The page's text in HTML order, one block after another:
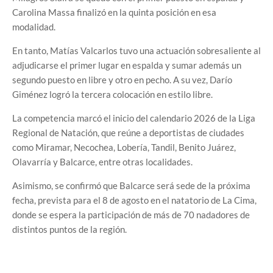
Carolina Massa finalizó en la quinta posición en esa
modalidad.
En tanto, Matías Valcarlos tuvo una actuación sobresaliente al
adjudicarse el primer lugar en espalda y sumar además un
segundo puesto en libre y otro en pecho. A su vez, Darío
Giménez logró la tercera colocación en estilo libre.
La competencia marcó el inicio del calendario 2026 de la Liga
Regional de Natación, que reúne a deportistas de ciudades
como Miramar, Necochea, Lobería, Tandil, Benito Juárez,
Olavarría y Balcarce, entre otras localidades.
Asimismo, se confirmó que Balcarce será sede de la próxima
fecha, prevista para el 8 de agosto en el natatorio de La Cima,
donde se espera la participación de más de 70 nadadores de
distintos puntos de la región.